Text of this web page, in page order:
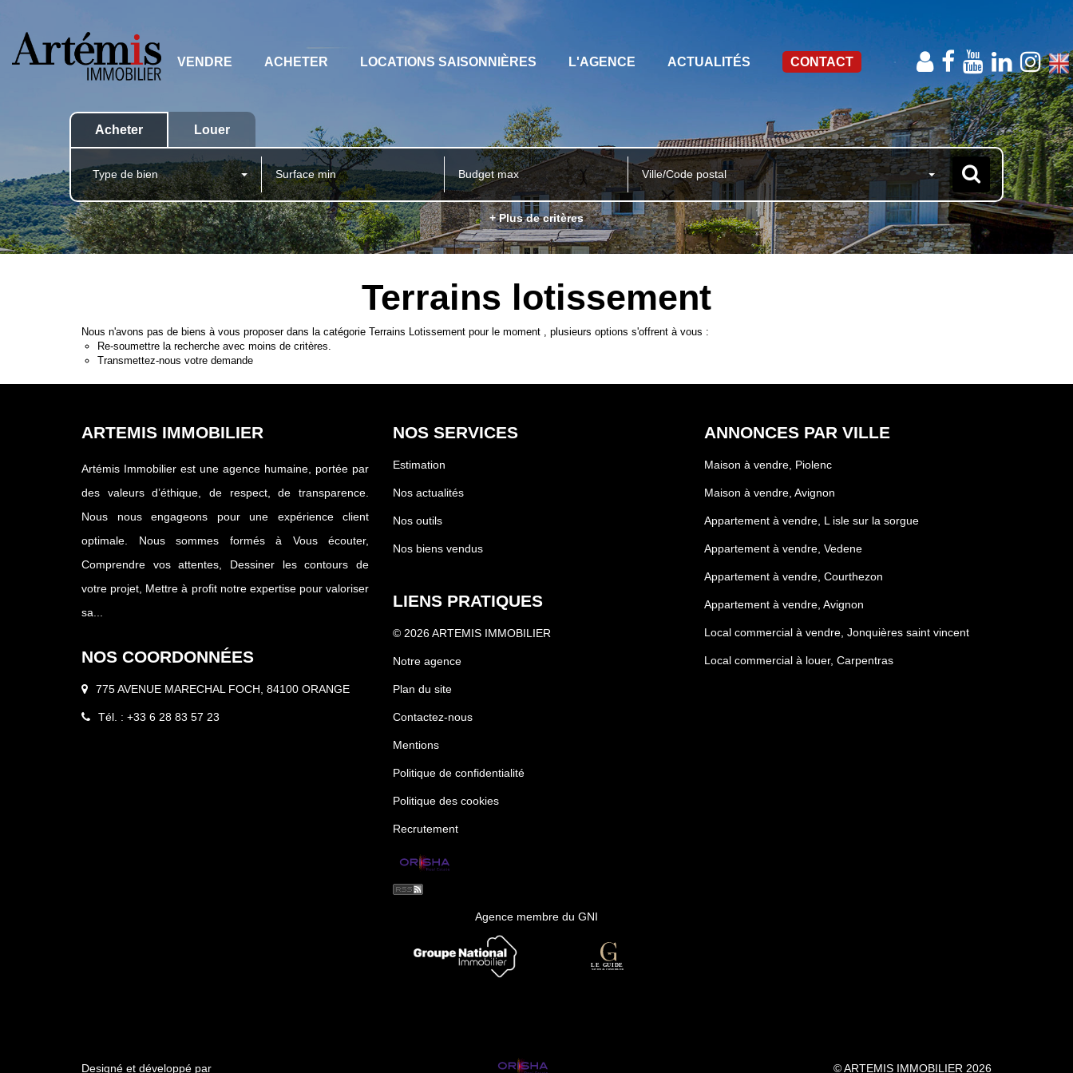
VENDRE ACHETER LOCATIONS SAISONNIÈRES L'AGENCE ACTUALITÉS CONTACT
Acheter Louer
Type de bien Ville/Code postal
+ Plus de critères
Terrains lotissement
Nous n'avons pas de biens à vous proposer dans la catégorie Terrains Lotissement pour le moment , plusieurs options s'offrent à vous :
Re-soumettre la recherche avec moins de critères.
Transmettez-nous votre demande
ARTEMIS IMMOBILIER
Artémis Immobilier est une agence humaine, portée par
des valeurs d’éthique, de respect, de transparence.
Nous nous engageons pour une expérience client
optimale. Nous sommes formés à Vous écouter,
Comprendre vos attentes, Dessiner les contours de
votre projet, Mettre à profit notre expertise pour valoriser
sa...
NOS COORDONNÉES
775 AVENUE MARECHAL FOCH, 84100 ORANGE
Tél. : +33 6 28 83 57 23
NOS SERVICES
Estimation
Nos actualités
Nos outils
Nos biens vendus
LIENS PRATIQUES
© 2026 ARTEMIS IMMOBILIER
Notre agence
Plan du site
Contactez-nous
Mentions
Politique de confidentialité
Politique des cookies
Recrutement
Agence membre du GNI
ANNONCES PAR VILLE
Maison à vendre, Piolenc
Maison à vendre, Avignon
Appartement à vendre, L isle sur la sorgue
Appartement à vendre, Vedene
Appartement à vendre, Courthezon
Appartement à vendre, Avignon
Local commercial à vendre, Jonquières saint vincent
Local commercial à louer, Carpentras
Designé et développé par © ARTEMIS IMMOBILIER 2026